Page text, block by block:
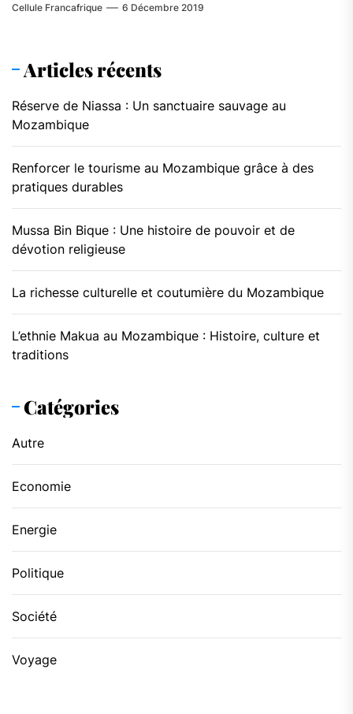
Cellule Francafrique 6 Décembre 2019
Articles récents
Réserve de Niassa : Un sanctuaire sauvage au
Mozambique
Renforcer le tourisme au Mozambique grâce à des
pratiques durables
Mussa Bin Bique : Une histoire de pouvoir et de
dévotion religieuse
La richesse culturelle et coutumière du Mozambique
L’ethnie Makua au Mozambique : Histoire, culture et
traditions
Catégories
Autre
Economie
Energie
Politique
Société
Voyage